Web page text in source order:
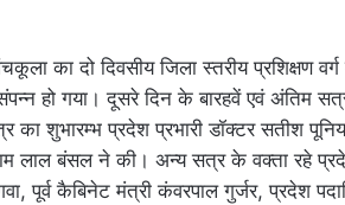
का दो दिवसीय जिला स्तरीय प्रशिक्षण
हो गया। दूसरे दिन के बारहवें एवं अंतिम सत्र
शुभारम्भ प्रदेश प्रभारी डॉक्टर सतीश
लाल बंसल ने की। अन्य सत्र के वक्ता रहे
पूर्व कैबिनेट मंत्री कंवरपाल गुर्जर, प्रदेश